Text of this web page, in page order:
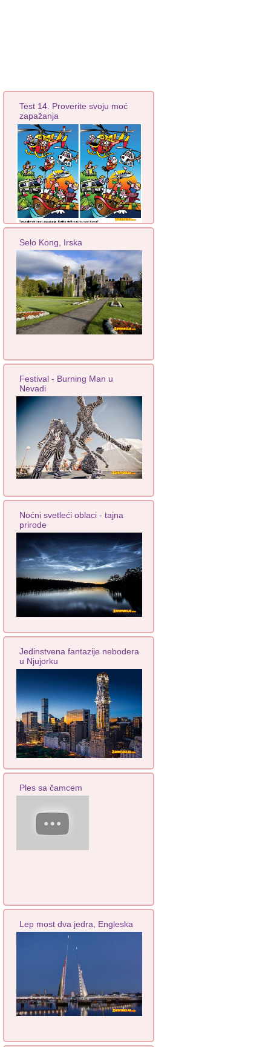
Test 14. Proverite svoju moć
zapažanja
Selo Kong, Irska
Festival - Burning Man u
Nevadi
Noćni svetleći oblaci - tajna
prirode
Jedinstvena fantazije nebodera
u Njujorku
Ples sa čamcem
Lep most dva jedra, Engleska